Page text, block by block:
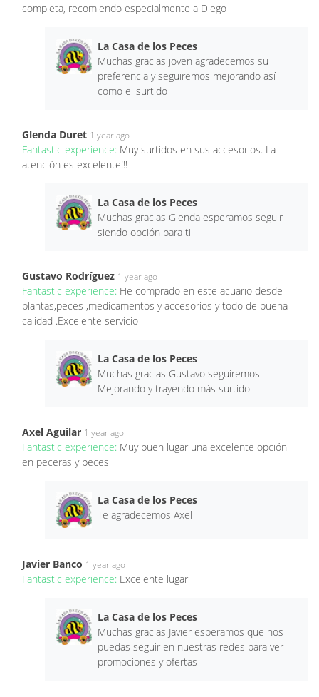
completa, recomiendo especialmente a Diego
La Casa de los Peces
Muchas gracias joven agradecemos su
preferencia y seguiremos mejorando así
como el surtido
Glenda Duret 1 year ago
Fantastic experience: Muy surtidos en sus accesorios. La
atención es excelente!!!
La Casa de los Peces
Muchas gracias Glenda esperamos seguir
siendo opción para ti
Gustavo Rodríguez 1 year ago
Fantastic experience: He comprado en este acuario desde
plantas,peces ,medicamentos y accesorios y todo de buena
calidad .Excelente servicio
La Casa de los Peces
Muchas gracias Gustavo seguiremos
Mejorando y trayendo más surtido
Axel Aguilar 1 year ago
Fantastic experience: Muy buen lugar una excelente opción
en peceras y peces
La Casa de los Peces
Te agradecemos Axel
Javier Banco 1 year ago
Fantastic experience: Excelente lugar
La Casa de los Peces
Muchas gracias Javier esperamos que nos
puedas seguir en nuestras redes para ver
promociones y ofertas